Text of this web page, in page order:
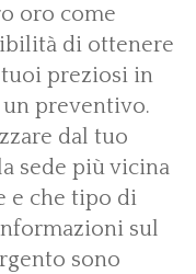
oro come
di ottenere
preziosi in
un preventivo.
dal tuo
sede più vicina
e che tipo di
sul
sono